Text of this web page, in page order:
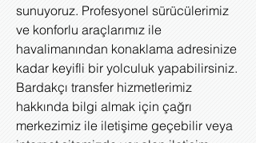
sunuyoruz. Profesyonel sürücülerimiz
ve konforlu araçlarımız ile
havalimanından konaklama adresinize
kadar keyifli bir yolculuk yapabilirsiniz.
Bardakçı transfer hizmetlerimiz
hakkında bilgi almak için çağrı
merkezimiz ile iletişime geçebilir veya